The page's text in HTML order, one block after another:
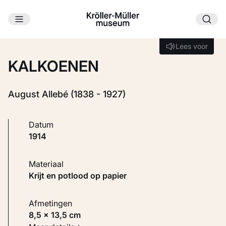
Ga naar hoofdinhoud
Lees voor
Lees voor
KALKOENEN
August Allebé (1838 - 1927)
Datum
1914
Materiaal
Krijt en potlood op papier
Afmetingen
8,5 × 13,5 cm